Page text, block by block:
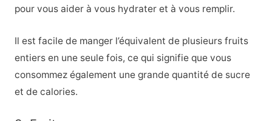
pour vous aider à vous hydrater et à vous remplir.
Il est facile de manger l’équivalent de plusieurs fruits
entiers en une seule fois, ce qui signifie que vous
consommez également une grande quantité de sucre
et de calories.